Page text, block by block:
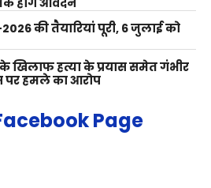
होंगे आवेदन
की तैयारियां पूरी, 6 जुलाई को
के खिलाफ हत्या के प्रयास समेत गंभीर
पर हमले का आरोप
Page